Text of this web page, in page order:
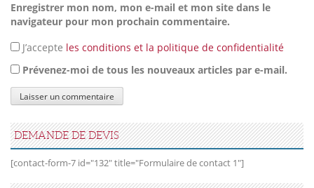
Enregistrer mon nom, mon e-mail et mon site dans le
navigateur pour mon prochain commentaire.
J’accepte les conditions et la politique de confidentialité
Prévenez-moi de tous les nouveaux articles par e-mail.
DEMANDE DE DEVIS
[contact-form-7 id="132" title="Formulaire de contact 1"]